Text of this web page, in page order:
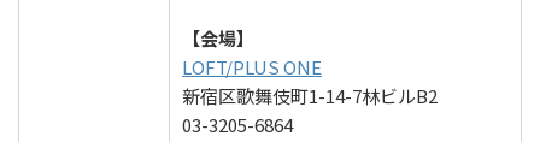
【会場】
LOFT/PLUS ONE
新宿区歌舞伎町1-14-7林ビルB2
03-3205-6864